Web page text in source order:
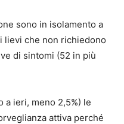
sono in isolamento a
lievi che non richiedono
di sintomi (52 in più
a ieri, meno 2,5%) le
attiva perché